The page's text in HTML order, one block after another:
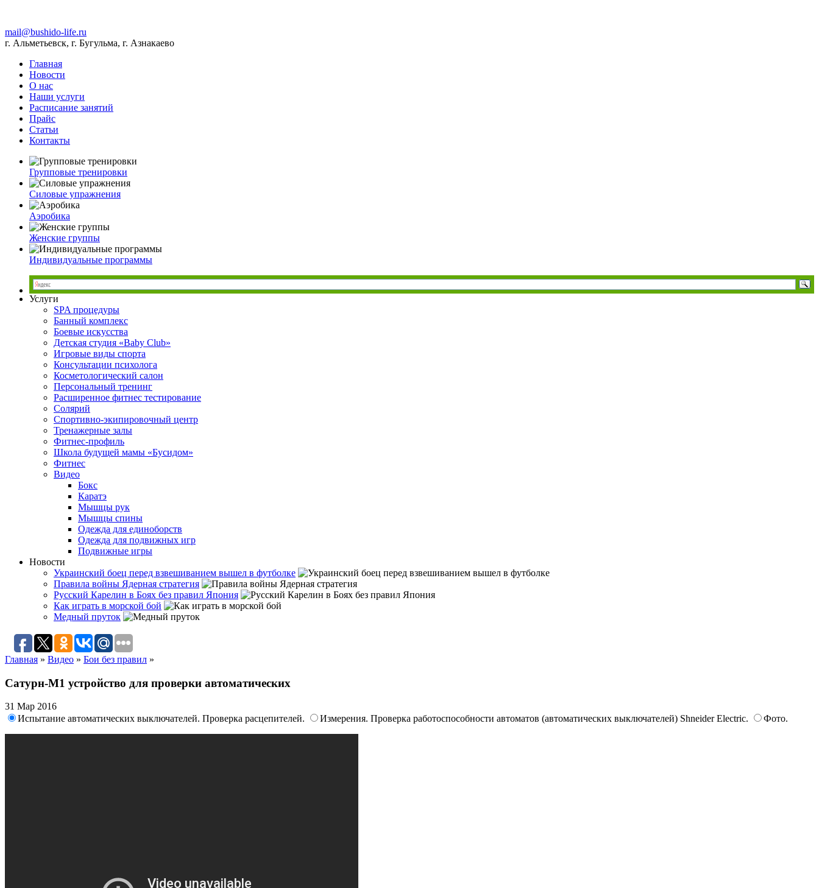
mail@bushido-life.ru
г. Альметьевск, г. Бугульма, г. Азнакаево
Главная
Новости
О нас
Наши услуги
Расписание занятий
Прайс
Статьи
Контакты
Групповые тренировки
Силовые упражнения
Аэробика
Женские группы
Индивидуальные программы
Услуги
SPA процедуры
Банный комплекс
Боевые искусства
Детская студия «Baby Club»
Игровые виды спорта
Консультации психолога
Косметологический салон
Персональный тренинг
Расширенное фитнес тестирование
Солярий
Спортивно-экипировочный центр
Тренажерные залы
Фитнес-профиль
Школа будущей мамы «Бусидом»
Фитнес
Видео
Бокс
Каратэ
Мышцы рук
Мышцы спины
Одежда для единоборств
Одежда для подвижных игр
Подвижные игры
Новости
Украинский боец перед взвешиванием вышел в футболке
Правила войны Ядерная стратегия
Русский Карелин в Боях без правил Япония
Как играть в морской бой
Медный пруток
Главная » Видео » Бои без правил »
Сатурн-М1 устройство для проверки автоматических
31 Мар 2016
Испытание автоматических выключателей. Проверка расцепителей.
Измерения. Проверка работоспособности автоматов (автоматических выключателей) Shneider Electric. Фото.